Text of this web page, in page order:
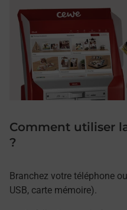
Comment utiliser
?
Branchez votre téléphone
USB, carte mémoire).